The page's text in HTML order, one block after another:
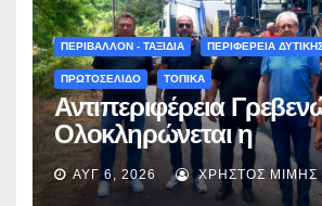
στη Μυρσίνα Γρεβενών
(audio)
ΠΕΡΙΒΑΛΛΟΝ - ΤΑΞΙΔΙΑ ΠΕΡΙΦΕΡΕΙΑ
ΠΡΩΤΟΣΕΛΙΔΟ ΤΟΠΙΚΑ
Αντιπεριφέρεια
Ολοκληρώνεται η
ασφαλτόστρωση της
Περιβόλι – Αβδέλλα
ΑΥΓ 6, 2026 ΧΡΉΣΤΟΣ ΜΊΜΗΣ